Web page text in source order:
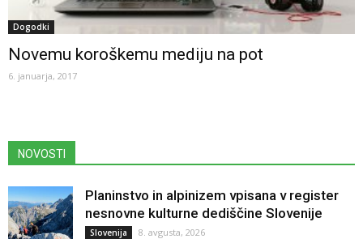
Dogodki
Novemu koroškemu mediju na pot
6. januarja, 2017
NOVOSTI
Planinstvo in alpinizem vpisana v register
nesnovne kulturne dediščine Slovenije
Slovenija 8. avgusta, 2026